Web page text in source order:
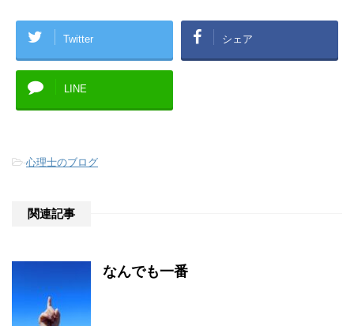
Twitter シェア
LINE
-心理士のブログ
関連記事
なんでも一番